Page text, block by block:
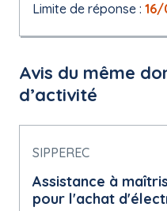
Limite de réponse :
Avis du même
d’activité
SIPPEREC
Assistance à
pour l'achat